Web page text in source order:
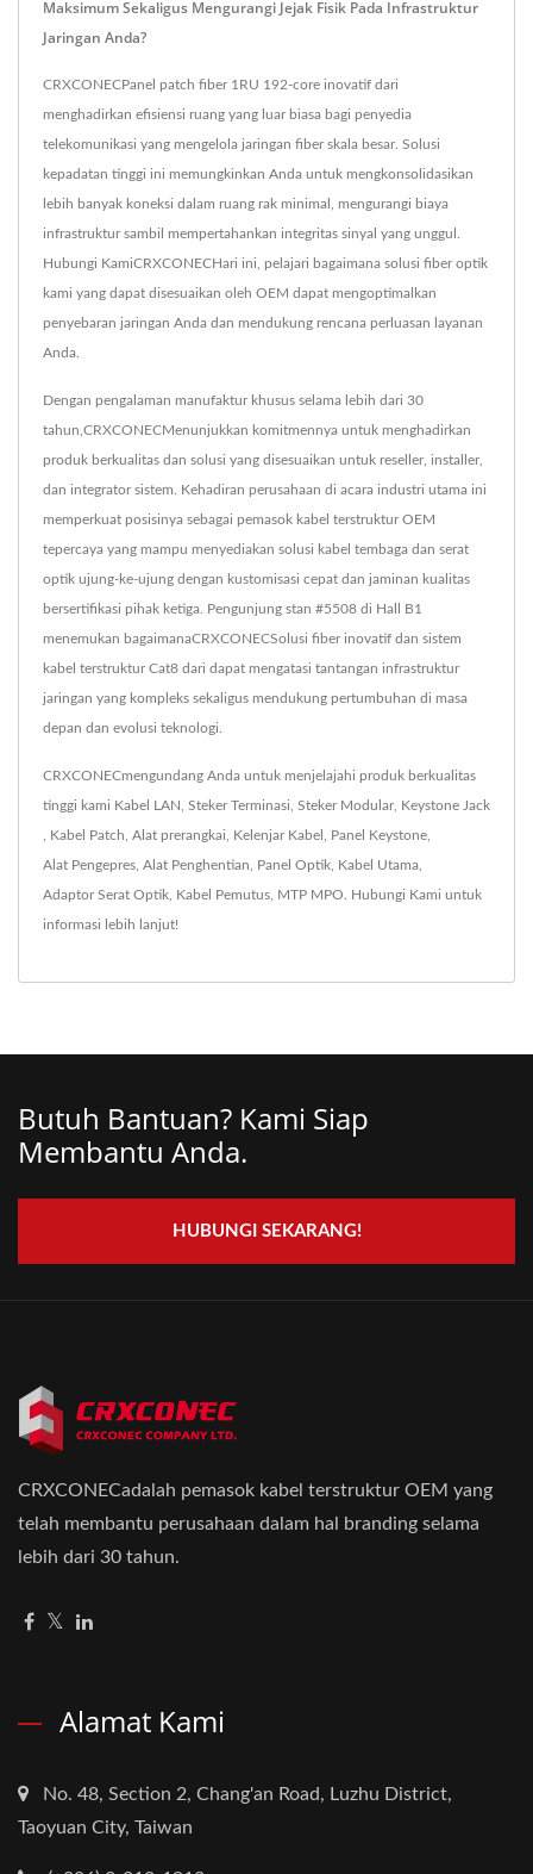
Maksimum Sekaligus Mengurangi Jejak Fisik Pada Infrastruktur
Jaringan Anda?
CRXCONECPanel patch fiber 1RU 192-core inovatif dari
menghadirkan efisiensi ruang yang luar biasa bagi penyedia
telekomunikasi yang mengelola jaringan fiber skala besar. Solusi
kepadatan tinggi ini memungkinkan Anda untuk mengkonsolidasikan
lebih banyak koneksi dalam ruang rak minimal, mengurangi biaya
infrastruktur sambil mempertahankan integritas sinyal yang unggul.
Hubungi KamiCRXCONECHari ini, pelajari bagaimana solusi fiber optik
kami yang dapat disesuaikan oleh OEM dapat mengoptimalkan
penyebaran jaringan Anda dan mendukung rencana perluasan layanan
Anda.
Dengan pengalaman manufaktur khusus selama lebih dari 30
tahun,CRXCONECMenunjukkan komitmennya untuk menghadirkan
produk berkualitas dan solusi yang disesuaikan untuk reseller, installer,
dan integrator sistem. Kehadiran perusahaan di acara industri utama ini
memperkuat posisinya sebagai pemasok kabel terstruktur OEM
tepercaya yang mampu menyediakan solusi kabel tembaga dan serat
optik ujung-ke-ujung dengan kustomisasi cepat dan jaminan kualitas
bersertifikasi pihak ketiga. Pengunjung stan #5508 di Hall B1
menemukan bagaimanaCRXCONECSolusi fiber inovatif dan sistem
kabel terstruktur Cat8 dari dapat mengatasi tantangan infrastruktur
jaringan yang kompleks sekaligus mendukung pertumbuhan di masa
depan dan evolusi teknologi.
CRXCONECmengundang Anda untuk menjelajahi produk berkualitas
tinggi kami Kabel LAN Steker Terminasi Steker Modular, Keystone Jack
Kabel Patch Alat prerangkai Kelenjar Kabel Panel Keystone
Alat Pengepres Alat Penghentian Panel Optik Kabel Utama
Adaptor Serat Optik Kabel Pemutus MTP MPO Hubungi Kami untuk
informasi lebih lanjut!
Butuh Bantuan? Kami Siap
Membantu Anda.
HUBUNGI SEKARANG!
CRXCONECadalah pemasok kabel terstruktur OEM yang
telah membantu perusahaan dalam hal branding selama
lebih dari 30 tahun.
Alamat Kami
No. 48, Section 2, Chang'an Road, Luzhu District,
Taoyuan City, Taiwan